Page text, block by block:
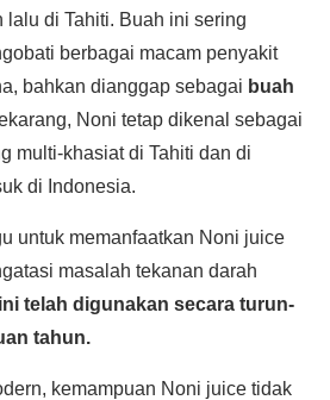
lalu di Tahiti. Buah ini sering
berbagai macam penyakit
bahkan dianggap sebagai buah
Noni tetap dikenal sebagai
multi-khasiat di Tahiti dan di
di Indonesia.
untuk memanfaatkan Noni juice
masalah tekanan darah
telah digunakan secara turun-
tahun.
kemampuan Noni juice tidak